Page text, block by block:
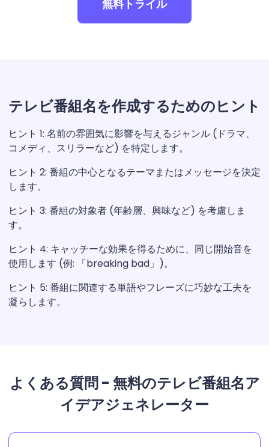
無料トライル
テレビ番組名を作成するためのヒント
ヒント 1: 名前の雰囲気に影響を与えるジャンル (ドラマ、
コメディ、スリラーなど) を特定します。
ヒント 2: 番組の中心となるテーマまたはメッセージを決定
します。
ヒント 3: 番組の対象者 (年齢層、興味など) を考慮しま
す。
ヒント 4: キャッチーな効果を得るために、同じ開始音を
使用します (例: 「breaking bad」)。
ヒント 5: 番組に関連する単語やフレーズに巧妙な工夫を
凝らします。
よくある質問 - 無料のテレビ番組名ア
イデアジェネレーター